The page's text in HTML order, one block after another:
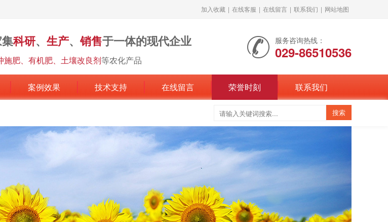
加入收藏 | 在线客服 | 在线留言 | 联系我们 | 网站地图
科研、 生产、销售于一体的现代企业
肥、有机肥、土壤改良剂等农化产品
服务咨询热线：
029-86510536
案例效果 技术支持 在线留言 荣誉时刻 联系我们